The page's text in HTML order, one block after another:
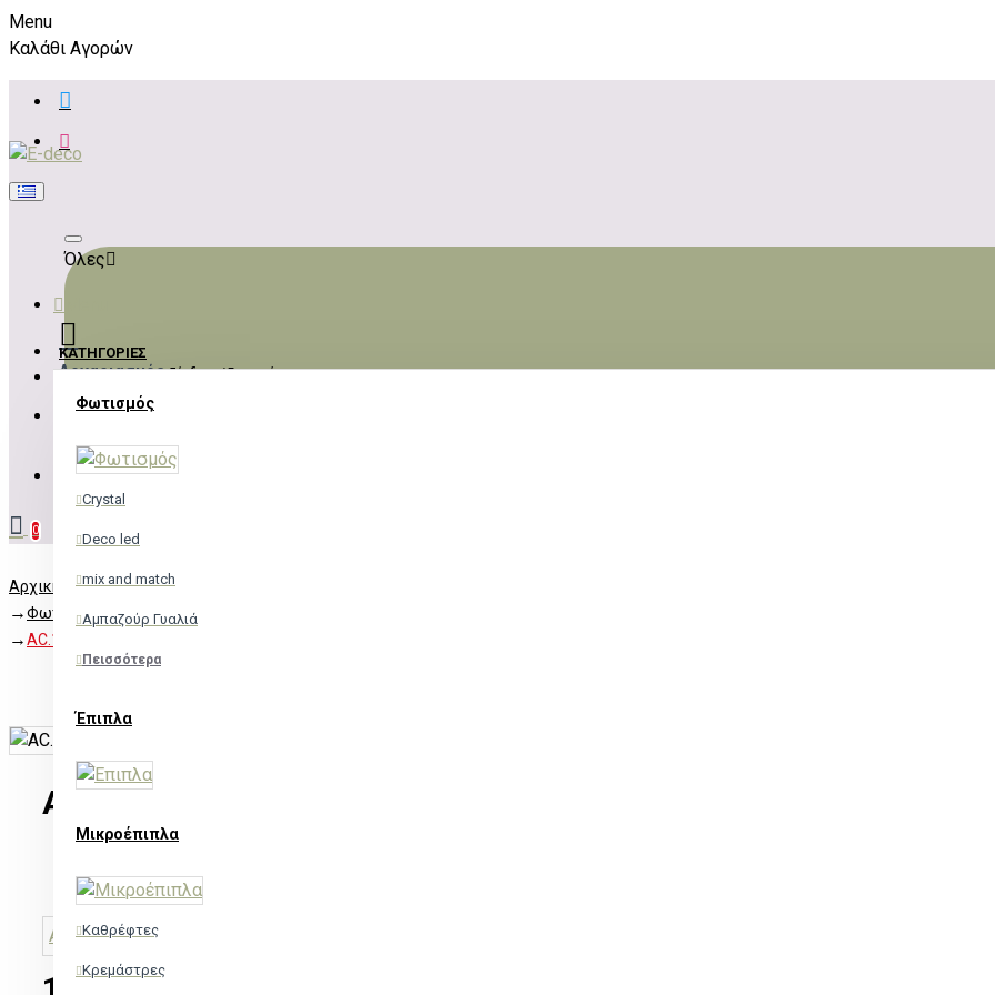
Menu
Καλάθι Αγορών
Όλες
ΛογαριασμόςΣύνδεση / Εγγραφή
ΚΑΤΗΓΟΡΊΕΣ
Φωτισμός
Crystal
Deco led
mix and match
Αμπαζούρ Γυαλιά
Πεισσότερα
Έπιπλα
Μικροέπιπλα
Καθρέφτες
Κρεμάστρες
ΣΎΝΔΕΣΗ
ΕΓΓΡΑΦΉ
0
Αρχική
Φωτισμός
AC.180730G
AC.180730G
Κωδικός: AC.180730G
ACA